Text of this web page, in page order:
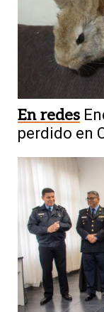
En redes
perdido en